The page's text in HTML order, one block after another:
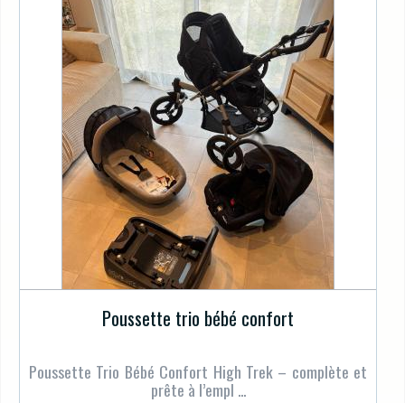
Poussette trio bébé confort
Poussette Trio Bébé Confort High Trek – complète et
prête à l’empl ...